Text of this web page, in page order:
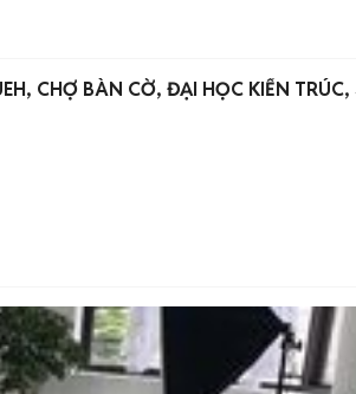
CHỢ BÀN CỜ, ĐẠI HỌC KIẾN TRÚC,